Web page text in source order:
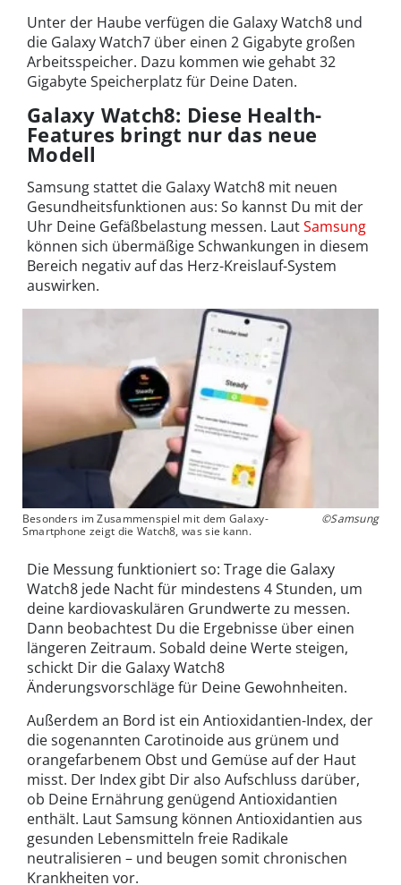
Unter der Haube verfügen die Galaxy Watch8 und
die Galaxy Watch7 über einen 2 Gigabyte großen
Arbeitsspeicher. Dazu kommen wie gehabt 32
Gigabyte Speicherplatz für Deine Daten.
Galaxy Watch8: Diese Health-
Features bringt nur das neue
Modell
Samsung stattet die Galaxy Watch8 mit neuen
Gesundheitsfunktionen aus: So kannst Du mit der
Uhr Deine Gefäßbelastung messen. LautSamsung
können sich übermäßige Schwankungen in diesem
Bereich negativ auf das Herz-Kreislauf-System
auswirken.
Besonders im Zusammenspiel mit dem Galaxy-
Smartphone zeigt die Watch8, was sie kann.
©Samsung
Die Messung funktioniert so: Trage die Galaxy
Watch8 jede Nacht für mindestens 4 Stunden, um
deine kardiovaskulären Grundwerte zu messen.
Dann beobachtest Du die Ergebnisse über einen
längeren Zeitraum. Sobald deine Werte steigen,
schickt Dir die Galaxy Watch8
Änderungsvorschläge für Deine Gewohnheiten.
Außerdem an Bord ist ein Antioxidantien-Index, der
die sogenannten Carotinoide aus grünem und
orangefarbenem Obst und Gemüse auf der Haut
misst. Der Index gibt Dir also Aufschluss darüber,
ob Deine Ernährung genügend Antioxidantien
enthält. Laut Samsung können Antioxidantien aus
gesunden Lebensmitteln freie Radikale
neutralisieren – und beugen somit chronischen
Krankheiten vor.